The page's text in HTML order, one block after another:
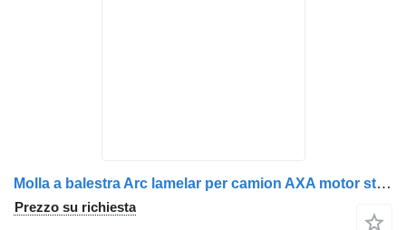
Molla a balestra Arc lamelar per camion AXA motor stânga Volvo 82250919/22304490/82251059/82137392/82137393/20517444/20571229
Prezzo su richiesta